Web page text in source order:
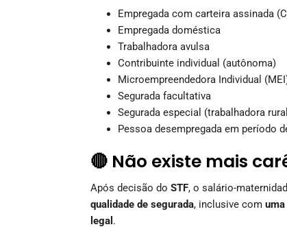
Empregada com carteira assinada
Empregada doméstica
Trabalhadora avulsa
Contribuinte individual (autônoma)
Microempreendedora Individual
Segurada facultativa
Segurada especial (trabalhadora
Pessoa desempregada em período
🔴 Não existe mais
Após decisão do STF, o salário-
qualidade de segurada, inclusive com
legal .